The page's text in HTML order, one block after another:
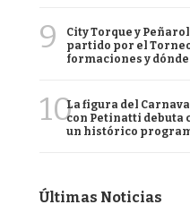
9
City Torque y
partido por el
formaciones y
10La figura del
con Petinatti debuta
un histórico
Últimas Noticias